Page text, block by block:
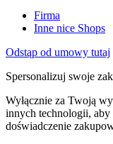
Firma
Inne nice Shops
Odstąp od umowy tutaj
Spersonalizuj swoje
Wyłącznie za Twoją
innych technologii, aby
doświadczenie